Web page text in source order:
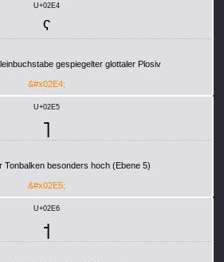
U+02E4
ˤ
gespiegelter glottaler Plosiv
&#x02E4;
U+02E5
˥
Tonbalken besonders hoch (Ebene 5)
&#x02E5;
U+02E6
˦